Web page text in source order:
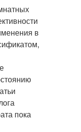
в
пока